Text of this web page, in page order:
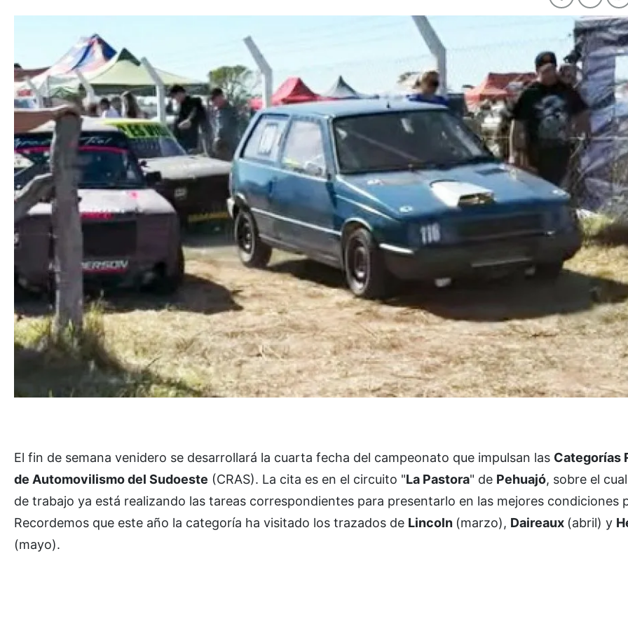
El fin de semana venidero se desarrollará la cuarta fecha del campeonato que impulsan las Categorías
de Automovilismo del Sudoeste (CRAS). La cita es en el circuito "La Pastora" de Pehuajó, sobre el
de trabajo ya está realizando las tareas correspondientes para presentarlo en las mejores condiciones
Recordemos que este año la categoría ha visitado los trazados de Lincoln (marzo), Daireaux (abril) y
(mayo).